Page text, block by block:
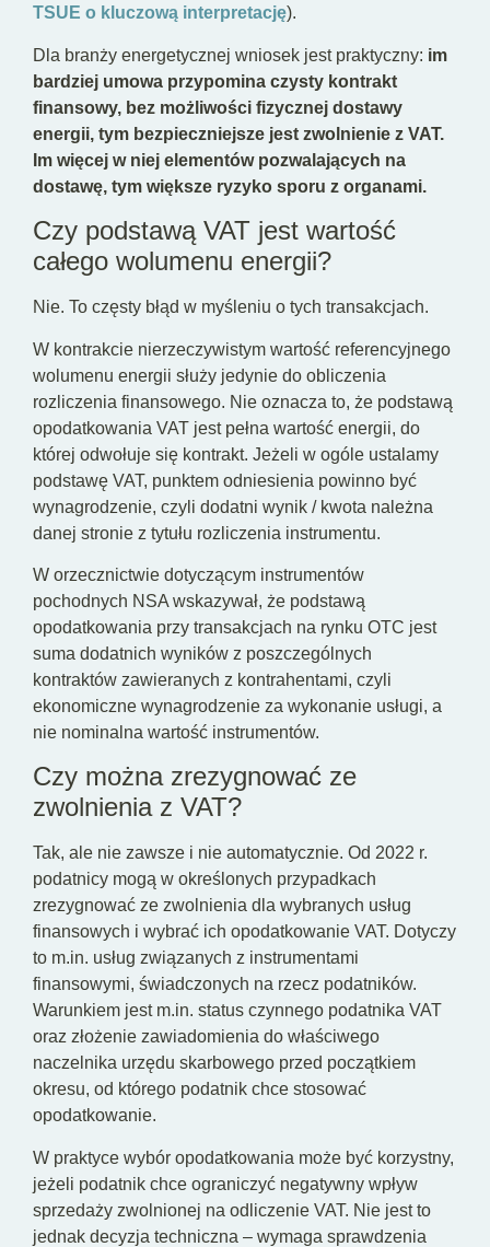
TSUE o kluczową interpretację).
Dla branży energetycznej wniosek jest praktyczny: im
bardziej umowa przypomina czysty kontrakt
finansowy, bez możliwości fizycznej dostawy
energii, tym bezpieczniejsze jest zwolnienie z VAT.
Im więcej w niej elementów pozwalających na
dostawę, tym większe ryzyko sporu z organami.
Czy podstawą VAT jest wartość
całego wolumenu energii?
Nie. To częsty błąd w myśleniu o tych transakcjach.
W kontrakcie nierzeczywistym wartość referencyjnego
wolumenu energii służy jedynie do obliczenia
rozliczenia finansowego. Nie oznacza to, że podstawą
opodatkowania VAT jest pełna wartość energii, do
której odwołuje się kontrakt. Jeżeli w ogóle ustalamy
podstawę VAT, punktem odniesienia powinno być
wynagrodzenie, czyli dodatni wynik / kwota należna
danej stronie z tytułu rozliczenia instrumentu.
W orzecznictwie dotyczącym instrumentów
pochodnych NSA wskazywał, że podstawą
opodatkowania przy transakcjach na rynku OTC jest
suma dodatnich wyników z poszczególnych
kontraktów zawieranych z kontrahentami, czyli
ekonomiczne wynagrodzenie za wykonanie usługi, a
nie nominalna wartość instrumentów.
Czy można zrezygnować ze
zwolnienia z VAT?
Tak, ale nie zawsze i nie automatycznie. Od 2022 r.
podatnicy mogą w określonych przypadkach
zrezygnować ze zwolnienia dla wybranych usług
finansowych i wybrać ich opodatkowanie VAT. Dotyczy
to m.in. usług związanych z instrumentami
finansowymi, świadczonych na rzecz podatników.
Warunkiem jest m.in. status czynnego podatnika VAT
oraz złożenie zawiadomienia do właściwego
naczelnika urzędu skarbowego przed początkiem
okresu, od którego podatnik chce stosować
opodatkowanie.
W praktyce wybór opodatkowania może być korzystny,
jeżeli podatnik chce ograniczyć negatywny wpływ
sprzedaży zwolnionej na odliczenie VAT. Nie jest to
jednak decyzja techniczna – wymaga sprawdzenia